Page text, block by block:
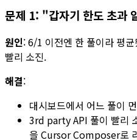
문제 1: "갑자기 한도 초과
원인: 6/1 이전엔 한 풀이라 평
빨리 소진.
해결:
대시보드에서 어느 풀이
3rd party API 풀이 빨
을 Cursor Composer로